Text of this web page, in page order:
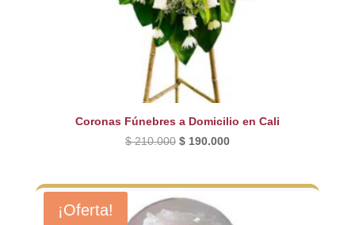
Coronas Fúnebres a Domicilio en Cali
$210.000 El
era:
$ 210.000.
$190.000El
¡Oferta!